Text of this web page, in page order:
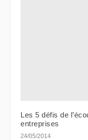
Les 5 défis de
entreprises
24/05/2014